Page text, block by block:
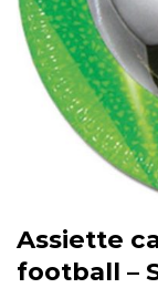
Assiette
football –